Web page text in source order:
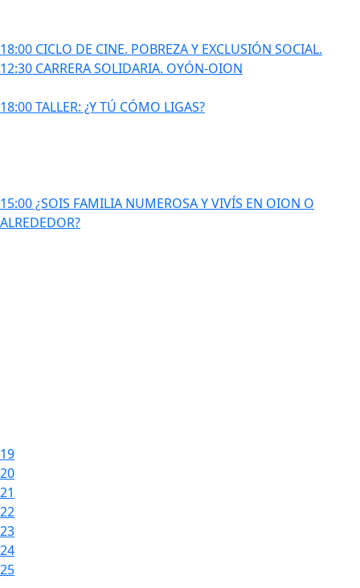
18:00 CICLO DE CINE. POBREZA Y EXCLUSIÓN SOCIAL.
12:30 CARRERA SOLIDARIA. OYÓN-OION
18:00 TALLER: ¿Y TÚ CÓMO LIGAS?
15:00 ¿SOIS FAMILIA NUMEROSA Y VIVÍS EN OION O
ALREDEDOR?
19
20
21
22
23
24
25